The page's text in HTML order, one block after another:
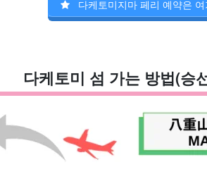
다케토미지마 페리 예약은 여
다케토미 섬 가는 방법(승